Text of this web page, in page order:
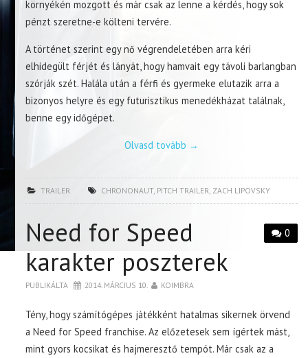
környékén mozgott és már csak az lenne a kérdés, hogy sok
pénzt szeretne-e költeni tervére.
A történet szerint egy nő végrendeletében arra kéri
elhidegült férjét és lányát, hogy hamvait egy távoli barlangban
szórják szét. Halála után a férfi és gyermeke elutazik arra a
bizonyos helyre és egy futurisztikus menedékházat találnak,
benne egy időgépet.
Olvasd tovább →
TRAILER CHRONONAUT, PITCH TRAILER ZACH LIPOVSKY
0
Need for Speed
karakter poszterek
PUBLIKÁLTA 2014. MÁRCIUS 10. KOIMBRA
Tény, hogy számítógépes játékként hatalmas sikernek örvend
a Need for Speed franchise. Az előzetesek sem ígértek mást,
mint gyors kocsikat és hajmeresztő tempót. Már csak az a